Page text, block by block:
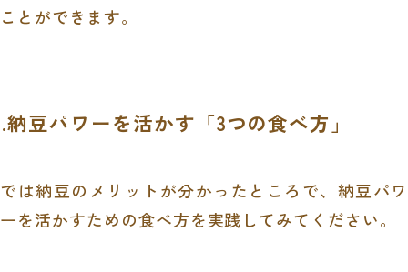
ことができます。
納豆パワーを活かす「3つの食べ方」
では納豆のメリットが分かったところで、納豆パワ
ーを活かすための食べ方を実践してみてください。